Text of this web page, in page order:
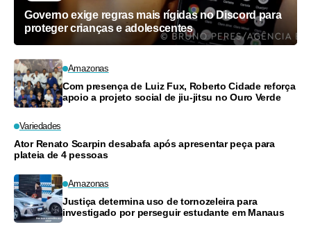
Governo exige regras mais rígidas no Discord para
proteger crianças e adolescentes
Amazonas
Com presença de Luiz Fux, Roberto Cidade reforça
apoio a projeto social de jiu-jitsu no Ouro Verde
Variedades
Ator Renato Scarpin desabafa após apresentar peça para
plateia de 4 pessoas
Amazonas
Justiça determina uso de tornozeleira para
investigado por perseguir estudante em Manaus